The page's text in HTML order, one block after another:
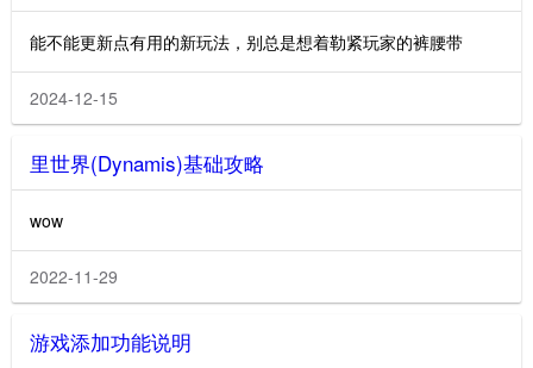
能不能更新点有用的新玩法，别总是想着勒紧玩家的裤腰带
2024-12-15
里世界(Dynamis)基础攻略
wow
2022-11-29
游戏添加功能说明